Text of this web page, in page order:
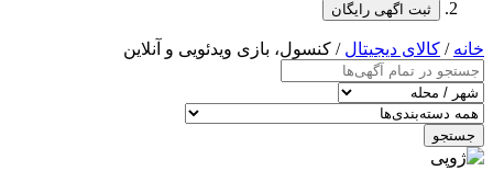
ثبت اگهی رایگان
خانه / کالای دیجیتال / کنسول، بازی‌ ویدئویی و آنلاین
جستجو